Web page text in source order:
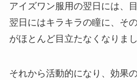
アイズワン服用の翌日には、
翌日にはキラキラの瞳に、そ
がほとんど目立たなくなりまし
それから活動的になり、効果